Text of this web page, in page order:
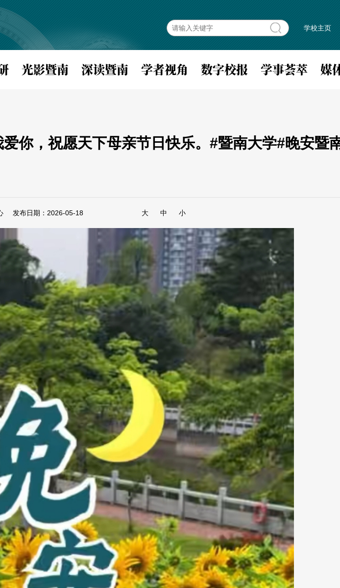
学校主页
光影暨南 深读暨南 学者视角 数字校报 学事荟萃 媒
你，祝愿天下母亲节日快乐。#暨南大学#晚安暨
发布日期：2026-05-18 大 中 小